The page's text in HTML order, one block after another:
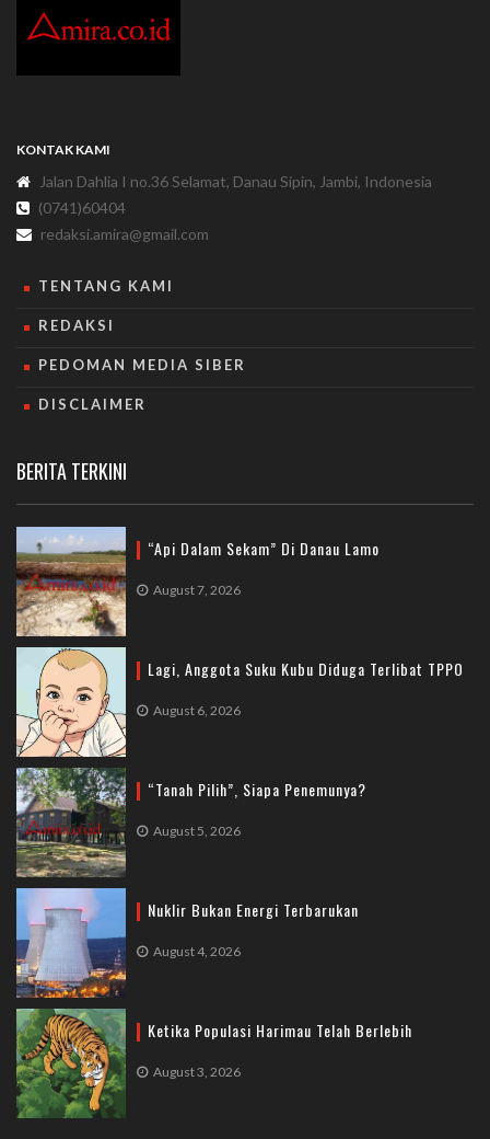
KONTAK KAMI
Jalan Dahlia I no.36 Selamat, Danau Sipin, Jambi, Indonesia
(0741)60404
redaksi.amira@gmail.com
TENTANG KAMI
REDAKSI
PEDOMAN MEDIA SIBER
DISCLAIMER
BERITA TERKINI
“Api Dalam Sekam” Di Danau Lamo
August 7, 2026
Lagi, Anggota Suku Kubu Diduga Terlibat TPPO
August 6, 2026
“Tanah Pilih”, Siapa Penemunya?
August 5, 2026
Nuklir Bukan Energi Terbarukan
August 4, 2026
Ketika Populasi Harimau Telah Berlebih
August 3, 2026